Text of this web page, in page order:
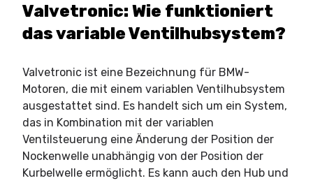
Valvetronic: Wie funktioniert
das variable Ventilhubsystem?
Valvetronic ist eine Bezeichnung für BMW-
Motoren, die mit einem variablen Ventilhubsystem
ausgestattet sind. Es handelt sich um ein System,
das in Kombination mit der variablen
Ventilsteuerung eine Änderung der Position der
Nockenwelle unabhängig von der Position der
Kurbelwelle ermöglicht. Es kann auch den Hub und